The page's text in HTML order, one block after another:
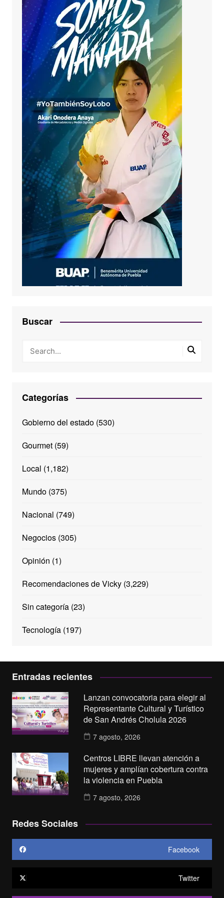
Buscar
Categorías
Gobierno del estado(530)
Gourmet(59)
Local (1,182)
Mundo(375)
Nacional (749)
Negocios(305)
Opinión (1)
Recomendaciones de Vicky(3,229)
Sin categoría(23)
Tecnología(197)
Entradas recientes
Lanzan convocatoria para elegir al
Representante Cultural y Turístico
de San Andrés Cholula 2026
7 agosto, 2026
Centros LIBRE llevan atención a
mujeres y amplían cobertura contra
la violencia en Puebla
7 agosto, 2026
Redes Sociales
Facebook
Twitter